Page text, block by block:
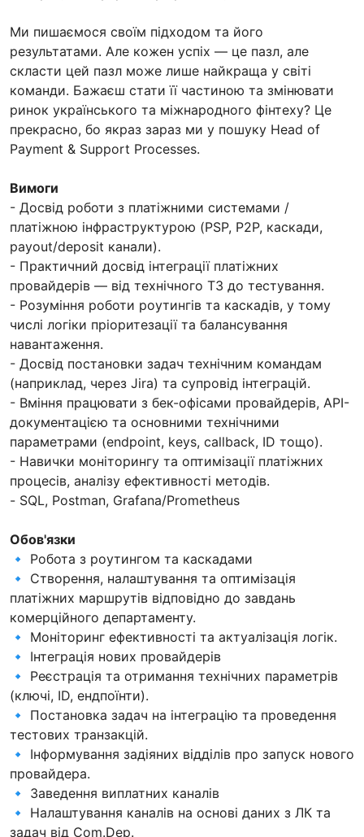
Ми пишаємося своїм підходом та його
результатами. Але кожен успіх — це пазл, але
скласти цей пазл може лише найкраща у світі
команди. Бажаєш стати її частиною та змінювати
ринок українського та міжнародного фінтеху? Це
прекрасно, бо якраз зараз ми у пошуку Head of
Payment & Support Processes.
Вимоги
- Досвід роботи з платіжними системами /
платіжною інфраструктурою (PSP, P2P, каскади,
payout/deposit канали).
- Практичний досвід інтеграції платіжних
провайдерів — від технічного ТЗ до тестування.
- Розуміння роботи роутингів та каскадів, у тому
числі логіки пріоритезації та балансування
навантаження.
- Досвід постановки задач технічним командам
(наприклад, через Jira) та супровід інтеграцій.
- Вміння працювати з бек-офісами провайдерів, API-
документацією та основними технічними
параметрами (endpoint, keys, callback, ID тощо).
- Навички моніторингу та оптимізації платіжних
процесів, аналізу ефективності методів.
- SQL, Postman, Grafana/Prometheus
Обов'язки
🔹 Робота з роутингом та каскадами
🔹 Створення, налаштування та оптимізація
платіжних маршрутів відповідно до завдань
комерційного департаменту.
🔹 Моніторинг ефективності та актуалізація логік.
🔹 Інтеграція нових провайдерів
🔹 Реєстрація та отримання технічних параметрів
(ключі, ID, ендпоїнти).
🔹 Постановка задач на інтеграцію та проведення
тестових транзакцій.
🔹 Інформування задіяних відділів про запуск нового
провайдера.
🔹 Заведення виплатних каналів
🔹 Налаштування каналів на основі даних з ЛК та
задач від Com.Dep.